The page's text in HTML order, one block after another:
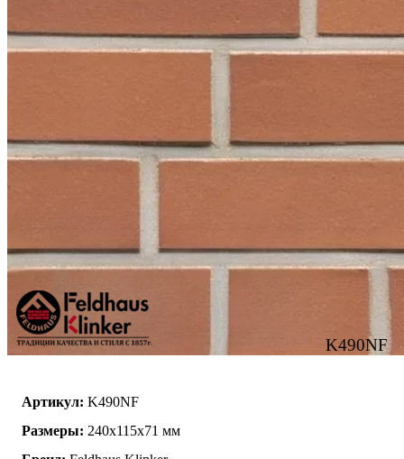
K490NF
Артикул: K490NF
Размеры: 240х115х71 мм